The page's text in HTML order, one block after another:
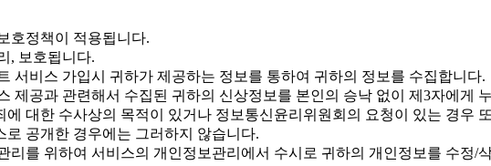
호정책이 적용됩니다.
, 보호됩니다.
서비스 가입시 귀하가 제공하는 정보를 통하여 귀하의 정보를 수집합니다.
제공과 관련해서 수집된 귀하의 신상정보를 본인의 승낙 없이 제3자에게
대한 수사상의 목적이 있거나 정보통신윤리위원회의 요청이 있는 경우
공개한 경우에는 그러하지 않습니다.
리를 위하여 서비스의 개인정보관리에서 수시로 귀하의 개인정보를 수정/